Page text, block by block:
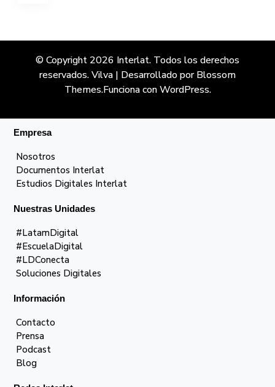
© Copyright 2026 Interlat. Todos los derechos
reservados.Vilva | Desarrollado porBlossom
Themes.Funciona conWordPress.
Empresa
Nosotros
Documentos Interlat
Estudios Digitales Interlat
Nuestras Unidades
#LatamDigital
#EscuelaDigital
#LDConecta
Soluciones Digitales
Información
Contacto
Prensa
Podcast
Blog